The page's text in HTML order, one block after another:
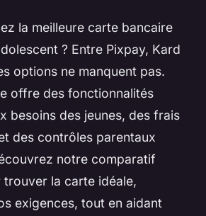
la meilleure carte bancaire
? Entre Pixpay, Kard
options ne manquent pas.
offre des fonctionnalités
besoins des jeunes, des frais
des contrôles parentaux
notre comparatif
trouver la carte idéale,
exigences, tout en aidant